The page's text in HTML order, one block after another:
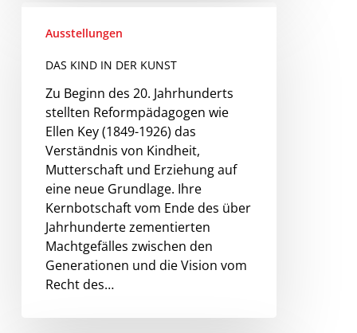
Ausstellungen
DAS KIND IN DER KUNST
Zu Beginn des 20. Jahrhunderts
stellten Reformpädagogen wie
Ellen Key (1849-1926) das
Verständnis von Kindheit,
Mutterschaft und Erziehung auf
eine neue Grundlage. Ihre
Kernbotschaft vom Ende des über
Jahrhunderte zementierten
Machtgefälles zwischen den
Generationen und die Vision vom
Recht des…